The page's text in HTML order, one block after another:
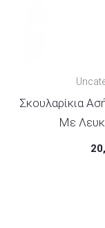
Σκουλαρίκια
Με